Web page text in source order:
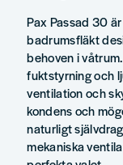
Pax Passad 30
badrumsfläkt
behoven i
fuktstyrning och
ventilation och
kondens och
naturligt
mekaniska